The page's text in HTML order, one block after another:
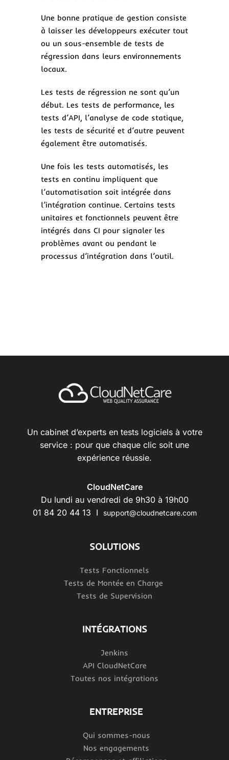
Une bonne pratique de gestion consiste
à laisser les développeurs exécuter tout
ou un sous-ensemble de tests de
régression dans leurs environnements
locaux.
Les tests de régression ne sont qu’un
début. Les tests de performance, les
tests d’API, l’analyse de code statique,
les tests de sécurité et d’autre peuvent
également être automatisés.
Une fois les tests automatisés, les
tests en continu impliquent que
l’automatisation soit intégrée dans
l’intégration continue. Certains tests
unitaires et fonctionnels peuvent être
intégrés dans CI pour signaler les
problèmes avant ou pendant le
processus d’intégration dans l’outil.
Un cabinet d’experts en tests logiciels à votre
service : pour que chaque clic soit une
expérience réussie.
CloudNetCare
Du lundi au vendredi de 9h30 à 19h00
01 84 20 44 13 I
support@cloudnetcare.com
SOLUTIONS
Tests Fonctionnels
Tests de Montée en Charge
Tests de Supervision
INTÉGRATIONS
Jenkins
API CloudNetCare
Toutes nos intégrations
ENTREPRISE
Qui sommes-nous
Nos engagements